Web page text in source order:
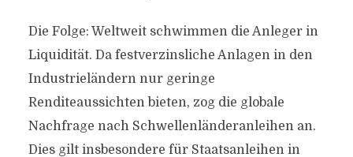
Die Folge: Weltweit schwimmen die Anleger in
Liquidität. Da festverzinsliche Anlagen in den
Industrieländern nur geringe
Renditeaussichten bieten, zog die globale
Nachfrage nach Schwellenländeranleihen an.
Dies gilt insbesondere für Staatsanleihen in